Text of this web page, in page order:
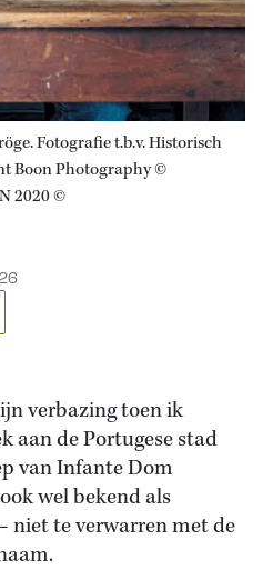
Fotografie t.b.v. Historisch
Boon Photography ©
2020 ©
verbazing toen ik
aan de Portugese stad
van Infante Dom
wel bekend als
niet te verwarren met de